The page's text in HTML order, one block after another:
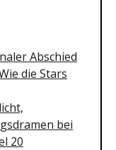
Abschied
die Stars
bei
20